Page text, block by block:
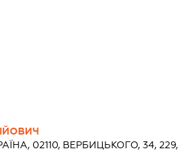
02110, ВЕРБИЦЬКОГО, 34, 229,